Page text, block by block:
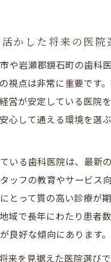
かした将来の医院
や岩瀬郡鏡石町の歯科
視点は非常に重要です
営が安定している医院
心して通える環境を選
いる歯科医院は、最新
ッフの教育やサービス
とって質の高い診療が
域で長年にわたり患者
良好な傾向にあります。
来を見据えた医院選び